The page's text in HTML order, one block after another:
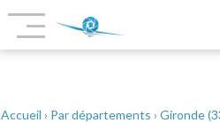
Accueil › Par départements › Gironde